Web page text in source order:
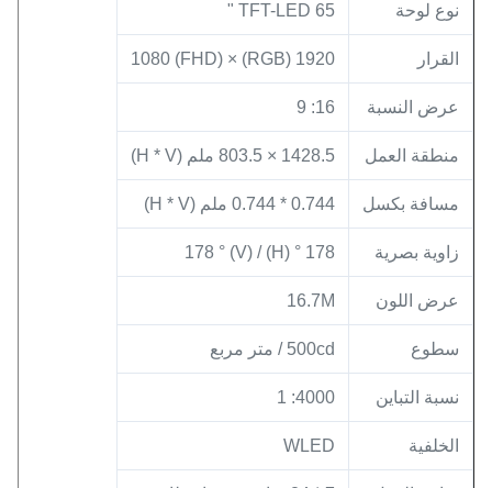
نوع لوحة TFT-LED 65 "
القرار 1920 (RGB) × 1080 (FHD)
عرض النسبة 16: 9
منطقة العمل 1428.5 × 803.5 ملم (H * V)
مسافة بكسل 0.744 * 0.744 ملم (H * V)
زاوية بصرية 178 ° (H) / 178 ° (V)
عرض اللون 16.7M
سطوع 500cd / متر مربع
نسبة التباين 4000: 1
الخلفية WLED